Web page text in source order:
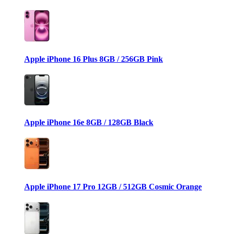
Apple iPhone 16 Plus 8GB / 256GB Pink
Apple iPhone 16e 8GB / 128GB Black
Apple iPhone 17 Pro 12GB / 512GB Cosmic Orange